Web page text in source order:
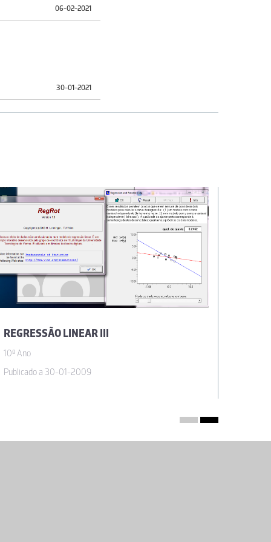
06-02-2021
30-01-2021
REGRESSÃO LINEAR III
10º Ano
Publicado a 30-01-2009